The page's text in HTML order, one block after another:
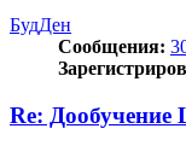
БудДен
Сообщения:
Re: